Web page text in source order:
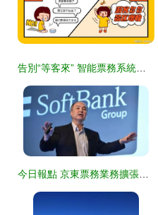
告別“等客來” 智能票務系統如何賦能景區拓展多元渠道
今日報點 京東票務業務擴張引關注，Realme回歸國內市場成焦點